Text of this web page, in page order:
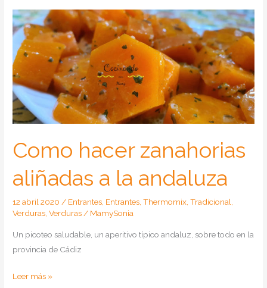
Como hacer zanahorias
aliñadas a la andaluza
12 abril 2020/ Entrantes, Entrantes,Thermomix,Tradicional,
Verduras,Verduras/ MamySonia
Un picoteo saludable, un aperitivo típico andaluz, sobre todo en la
provincia de Cádiz
Como
Leer más »